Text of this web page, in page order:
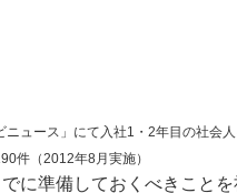
ュース」にて入社1・2年目の社会
件（2012年8月実施）
に準備しておくべきこと